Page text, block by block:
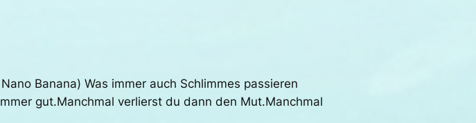
Banana) Was immer auch Schlimmes passieren
gut.Manchmal verlierst du dann den Mut.Manchmal